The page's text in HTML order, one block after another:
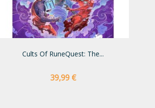
Cults Of RuneQuest: The...
Preço
39,99 €